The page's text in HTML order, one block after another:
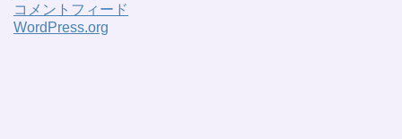
コメントフィード
WordPress.org